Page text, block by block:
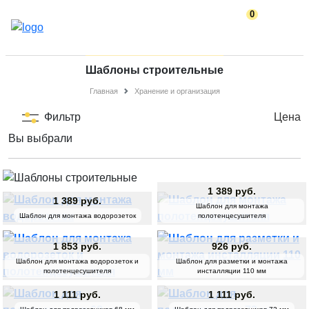
0
Шаблоны строительные
Главная Хранение и организация
Фильтр
Цена
Вы выбрали
1 389 руб.
Шаблон для монтажа водорозеток
1 389 руб.
Шаблон для монтажа
полотенцесушителя
1 853 руб.
Шаблон для монтажа водорозеток и
полотенцесушителя
926 руб.
Шаблон для разметки и монтажа
инсталляции 110 мм
1 111 руб. 1 111 руб.